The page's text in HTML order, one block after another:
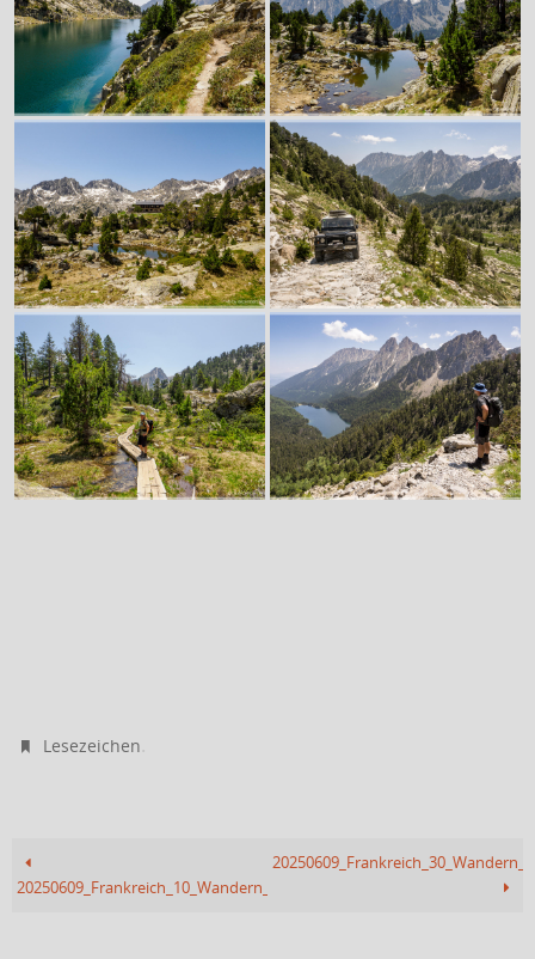
Lesezeichen.
20250609_Frankreich_10_Wandern_Nationalpark_1